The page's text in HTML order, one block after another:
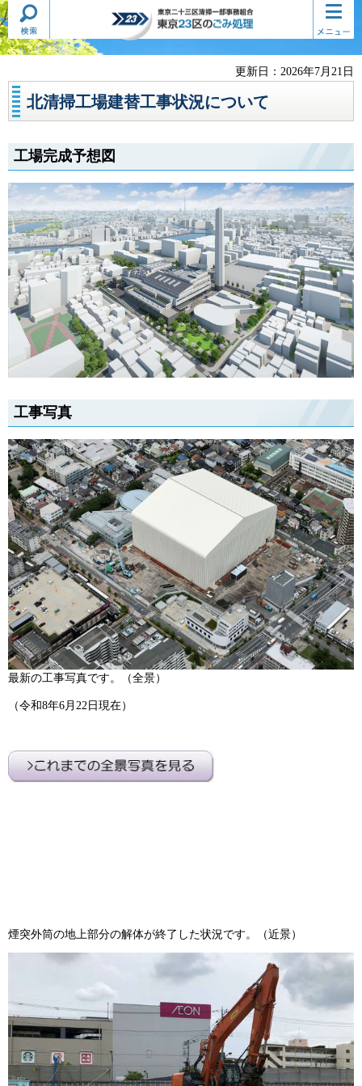
東京二十三区清掃一部事務組合
東京23区のごみ処理
検索・
共通メ
ニュー
コンテ
ンツメ
ニュー
更新日：2026年7月21日
北清掃工場建替工事状況について
工場完成予想図
工事写真
最新の工事写真です。（全景）
（令和8年6月22日現在）
煙突外筒の地上部分の解体が終了した状況です。（近景）